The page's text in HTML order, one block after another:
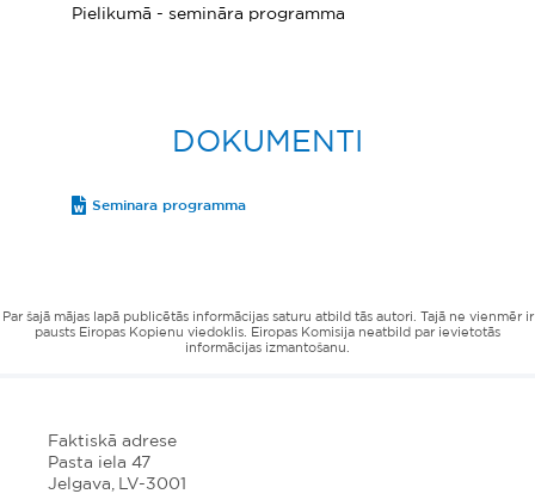
Pielikumā - semināra programma
DOKUMENTI
Seminara programma
Par šajā mājas lapā publicētās informācijas saturu atbild tās autori. Tajā ne vienmēr ir
pausts Eiropas Kopienu viedoklis. Eiropas Komisija neatbild par ievietotās
informācijas izmantošanu.
Faktiskā adrese
Pasta iela 47
Jelgava, LV-3001